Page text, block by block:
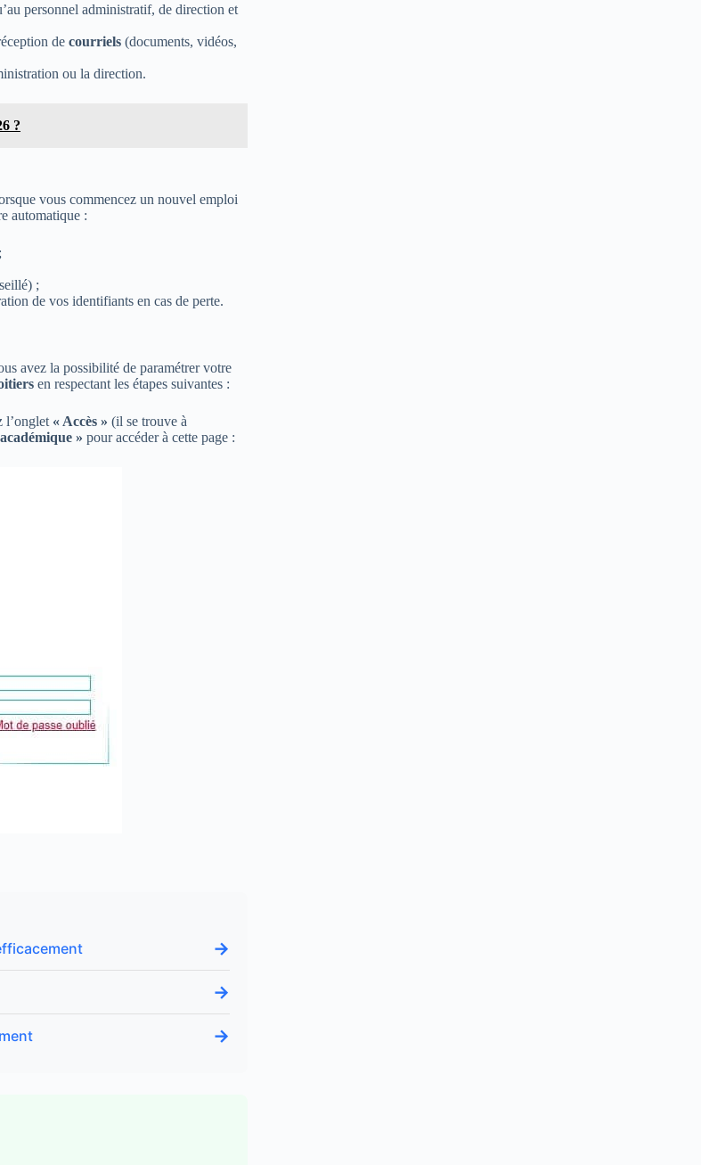
personnel administratif, de direction et
de courriels (documents, vidéos,
ou la direction.
?
vous commencez un nouvel emploi
automatique :
;
de vos identifiants en cas de perte.
avez la possibilité de paramétrer votre
en respectant les étapes suivantes :
l’onglet « Accès » (il se trouve à
» pour accéder à cette page :
→
→
→